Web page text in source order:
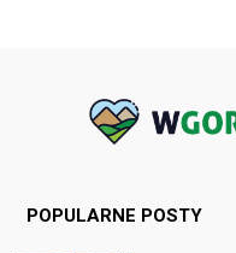
POPULARNE POSTY